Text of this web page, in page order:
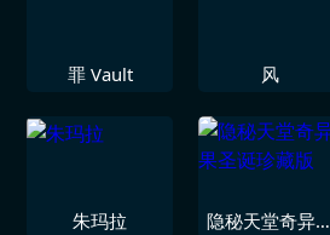
罪 Vault 风
朱玛拉
隐秘天堂奇异果